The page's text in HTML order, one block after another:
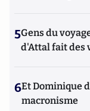
5Gens du
d'Attal fait des
6Et Dominique
macronisme